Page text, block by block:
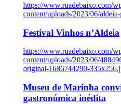
https://www.ruadebaixo.com/
content/uploads/2023/06/
Festival Vinhos n’Aldeia
https://www.ruadebaixo.com/
content/uploads/2023/06/
original-1686744290-
Museu de Marinha
gastronómica inédita